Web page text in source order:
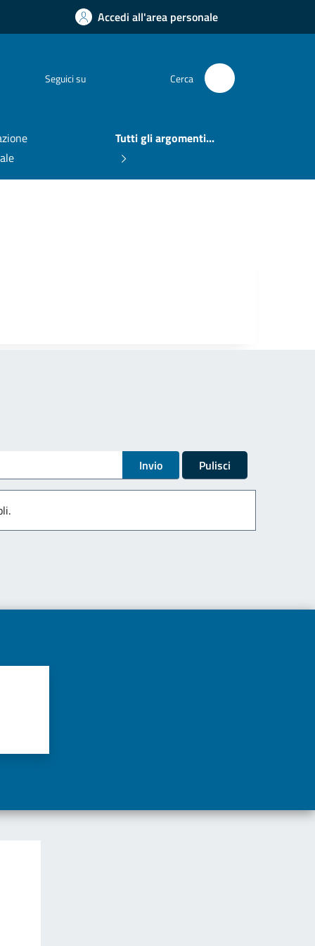
Accedi all'area personale
Seguici su Cerca
Tutti gli argomenti...
Invio Pulisci